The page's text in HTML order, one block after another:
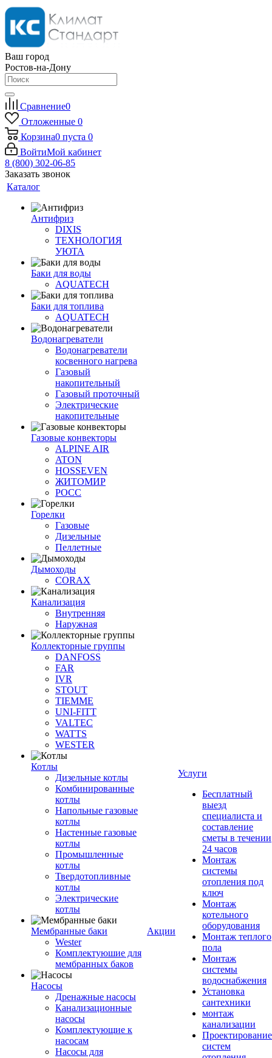
Ваш город
Ростов-на-Дону
Сравнение0
Отложенные 0
Корзина0 пуста 0
ВойтиМой кабинет
8 (800) 302-06-85
Заказать звонок
Каталог
Антифриз
DIXIS
ТЕХНОЛОГИЯ
УЮТА
Баки для воды
AQUATECH
Баки для топлива
AQUATECH
Водонагреватели
Водонагреватели
косвенного нагрева
Газовый
накопительный
Газовый проточный
Электрические
накопительные
Газовые конвекторы
ALPINE AIR
ATON
HOSSEVEN
ЖИТОМИР
РОСС
Горелки
Газовые
Дизельные
Пеллетные
Дымоходы
CORAX
Канализация
Внутренняя
Наружная
Коллекторные группы
DANFOSS
FAR
IVR
STOUT
TIEMME
UNI-FITT
VALTEC
WATTS
WESTER
Котлы
Дизельные котлы
Комбинированные
котлы
Напольные газовые
котлы
Настенные газовые
котлы
Промышленные
котлы
Твердотопливные
котлы
Электрические
котлы
Мембранные баки
Wester
Комплектуюшие для
мембранных баков
Насосы
Дренажные насосы
Канализационные
насосы
Комплектующие к
насосам
Насосы для
Акции
Услуги
Бесплатный
выезд
специалиста и
составление
сметы в течении
24 часов
Монтаж
системы
отопления под
ключ
Монтаж
котельного
оборудования
Монтаж теплого
пола
Монтаж
системы
водоснабжения
Установка
сантехники
монтаж
канализации
Проектирование
систем